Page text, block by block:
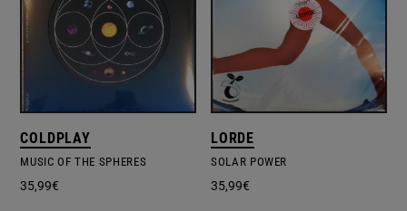
COLDPLAY
MUSIC OF THE SPHERES
35,99€
LORDE
SOLAR POWER
35,99€